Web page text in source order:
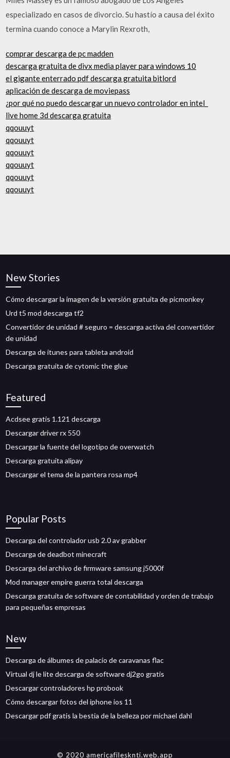
especializado en casos de divorcio. Su hastío a causa del éxito
termina cuando conoce a Marylin Rexroth,
comprar descarga de pc madden
descarga gratuita de divx media player para windows 10
el gigante enterrado pdf descarga gratuita bitlord
aplicación de descarga de moviepass
¿por qué no puedo descargar un nuevo controlador en intel_
live home 3d descarga gratuita
qqouuyt
qqouuyt
qqouuyt
qqouuyt
qqouuyt
qqouuyt
New Stories
Cómo descargar la imagen de la versión gratuita de picmonkey
Urd t5 mod descarga tf2
Convertidor de unidad # seguro = descarga activa del convertidor
de unidad
Descarga de itunes para tableta android
Descarga gratuita de cytomic the glue
Featured
Acdsee gratis 1.121 descarga
Descargar driver rx 550
Descargar la fuente del logotipo de overwatch
Descarga gratuita alipay
Descargar el tema de la pantera rosa mp4
Popular Posts
Descarga del controlador usb 2.0 av grabber
Descarga de deadbot minecraft
Descarga del archivo de firmware samsung j5000f
Mod manager empire guerra total descarga
Descarga gratuita de software de contabilidad y orden de trabajo
para pequeñas empresas
New
Descarga de álbumes de palacio de caravanas flac
Virtual dj le lite descarga de software dj2go gratis
Descargar controladores hp probook
Cómo descargar fotos del iphone ios 11
Descargar pdf gratis la bestia de la belleza por michael dahl
© 2020 americafilesknti.web.app